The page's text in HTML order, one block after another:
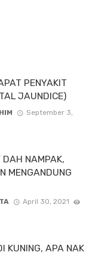
PENYAKIT
JAUNDICE)
September 3,
NAMPAK,
MENGANDUNG
April 30, 2021
KUNING, APA NAK